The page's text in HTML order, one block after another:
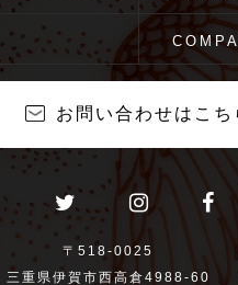
お問い合わせはこち
〒518-0025
三重県伊賀市西高倉4988-60